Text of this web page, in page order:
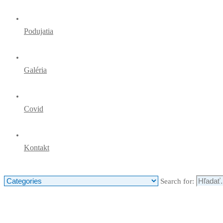
Podujatia
Galéria
Covid
Kontakt
Search for: